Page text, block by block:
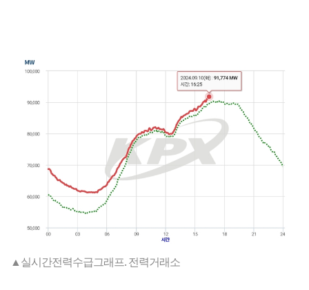
▲실시간전력수급그래프. 전력거래소